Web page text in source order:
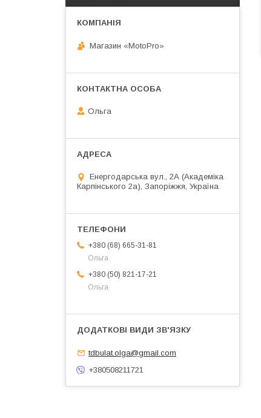
Магазин «MotoPro»
Ольга
Енергодарська вул., 2А (Академіка
Карпінського 2а), Запоріжжя, Україна
+380 (68) 665-31-81
Ольга
+380 (50) 821-17-21
Ольга
tdbulat.olga@gmail.com
+380508211721